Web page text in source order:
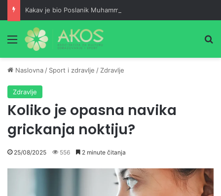
Meni
Naslovna / Sport i zdravlje / Zdravlje
Zdravlje
Koliko je opasna navika
grickanja noktiju?
25/08/2025 556 2 minute čitanja